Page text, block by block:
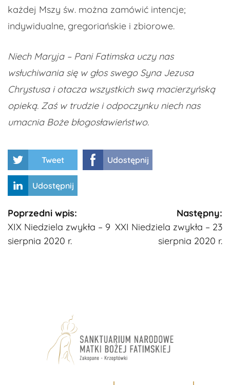
każdej Mszy św. można zamówić intencje;
indywidualne, gregoriańskie i zbiorowe.
Niech Maryja – Pani Fatimska uczy nas
wsłuchiwania się w głos swego Syna Jezusa
Chrystusa i otacza wszystkich swą macierzyńską
opieką. Zaś w trudzie i odpoczynku niech nas
umacnia Boże błogosławieństwo.
Tweet Udostępnij
Udostępnij
Kontynuuj
czytanie
Poprzedni wpis:
XIX Niedziela zwykła – 9
sierpnia 2020 r.
Następny:
XXI Niedziela zwykła – 23
sierpnia 2020 r.